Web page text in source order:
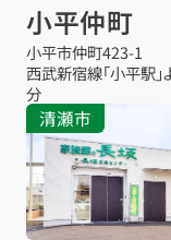
小平仲町
小平市仲町423-1
西武新宿線「小平駅
分
清瀬市